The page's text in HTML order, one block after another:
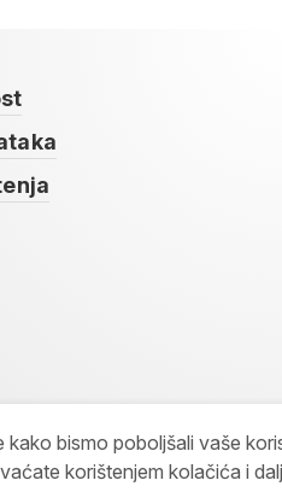
kako bismo poboljšali vaše
korištenjem kolačića i